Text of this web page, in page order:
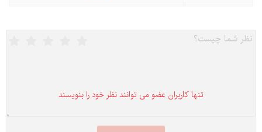
تنها كاربران عضو می توانند نظر خود را بنویسند